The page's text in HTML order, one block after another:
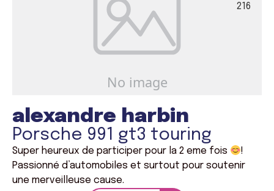
216
alexandre harbin
Porsche 991 gt3 touring
Super heureux de participer pour la 2 eme fois
!
Passionné d’automobiles et surtout pour soutenir
une merveilleuse cause.